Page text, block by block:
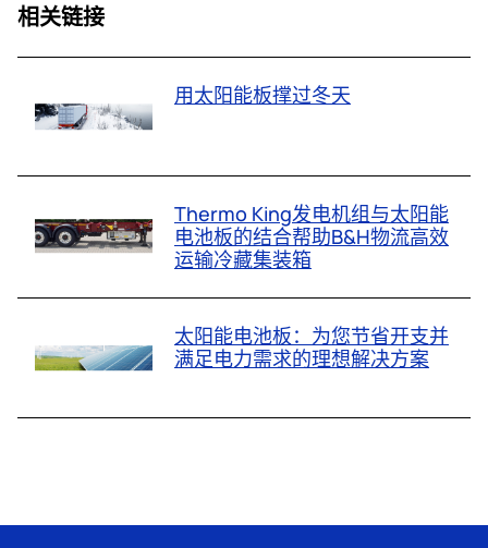
相关链接
用太阳能板撑过冬天
Thermo King发电机组与太阳能
电池板的结合帮助B&H物流高效
运输冷藏集装箱
太阳能电池板：为您节省开支并
满足电力需求的理想解决方案